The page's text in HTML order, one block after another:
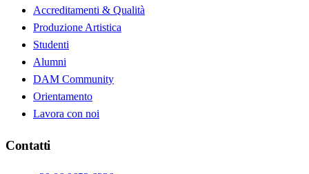
Accreditamenti & Qualità
Produzione Artistica
Studenti
Alumni
DAM Community
Orientamento
Lavora con noi
Contatti